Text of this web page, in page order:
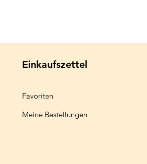
Einkaufszettel
Favoriten
Meine Bestellungen